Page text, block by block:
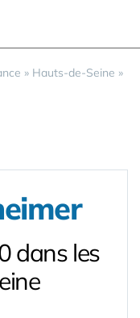
» Hauts-de-Seine »
dans les